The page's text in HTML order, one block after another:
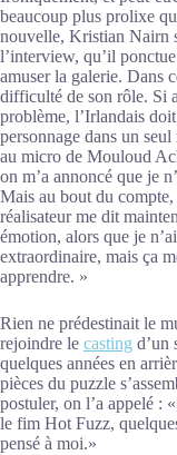
beaucoup plus prolixe
nouvelle, Kristian Nairn
l’interview, qu’il
amuser la galerie. Dans
difficulté de son rôle. Si
problème, l’Irlandais
personnage dans un
au micro de Mouloud
on m’a annoncé que je
Mais au bout du
réalisateur me dit
émotion, alors que je
extraordinaire, mais ça
apprendre. »
Rien ne prédestinait le
rejoindre le casting d’un
quelques années en
pièces du puzzle
postuler, on l’a appelé :
le fim Hot Fuzz,
pensé à moi.»